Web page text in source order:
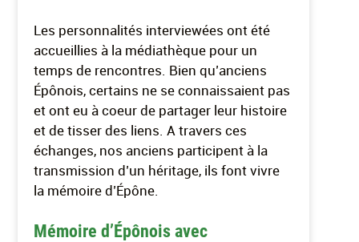
Les personnalités interviewées ont été
accueillies à la médiathèque pour un
temps de rencontres. Bien qu’anciens
Épônois, certains ne se connaissaient pas
et ont eu à coeur de partager leur histoire
et de tisser des liens. A travers ces
échanges, nos anciens participent à la
transmission d’un héritage, ils font vivre
la mémoire d’Épône.
Mémoire d’Épônois avec